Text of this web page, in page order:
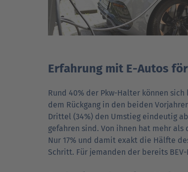
Erfahrung mit E-Autos
Rund 40% der Pkw-Halter können
dem Rück­gang in den beiden
Drittel (34%) den Um­stieg eindeutig
gefahren sind. Von ihnen hat mehr
Nur 17% und damit exakt die Hälfte
Schritt. Für jeman­den der bereits